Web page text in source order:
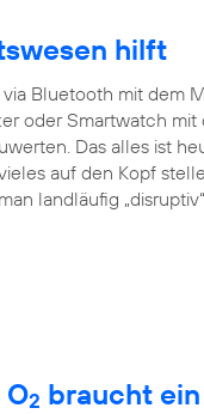
hilft
Bluetooth mit dem
oder Smartwatch mit
Das alles ist
auf den Kopf
landläufig
2 braucht